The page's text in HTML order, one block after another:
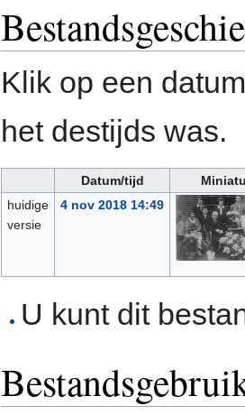
Klik op een
het destijds was.
Datum/tijd
huidige
versie
4 nov 2018 14:49
U kunt dit